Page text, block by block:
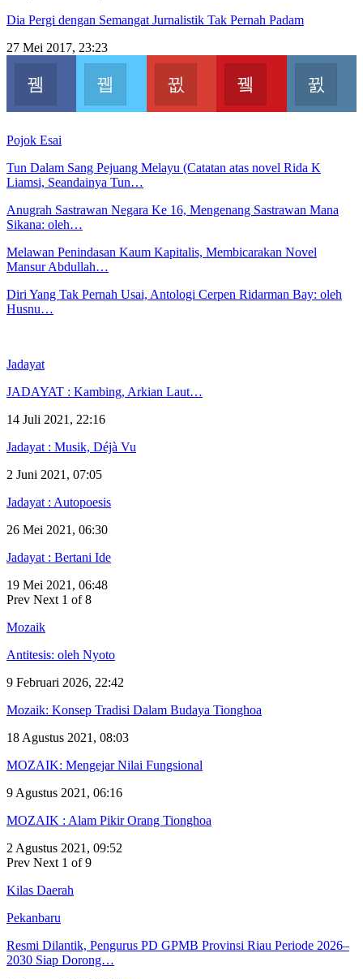
Dia Pergi dengan Semangat Jurnalistik Tak Pernah Padam
27 Mei 2017, 23:23
Facebook
Join us on Facebook
Twitter
Join us on Twitter
Google+
Join us on Google
Youtube
Join us on
Pojok Esai
Tun Dalam Sang Pejuang Melayu (Catatan atas novel Rida K
Liamsi, Seandainya Tun…
Anugrah Sastrawan Negara Ke 16, Mengenang Sastrawan Mana
Sikana: oleh…
Melawan Penindasan Kaum Kapitalis, Membicarakan Novel
Mansur Abdullah…
Diri Yang Tak Pernah Usai, Antologi Cerpen Ridarman Bay: oleh
Husnu…
Jadayat
JADAYAT : Kambing, Arkian Laut…
14 Juli 2021, 22:16
Jadayat : Musik, Déjà Vu
2 Juni 2021, 07:05
Jadayat : Autopoesis
26 Mei 2021, 06:30
Jadayat : Bertani Ide
19 Mei 2021, 06:48
Prev Next 1 of 8
Mozaik
Antitesis: oleh Nyoto
9 Februari 2026, 22:42
Mozaik: Konsep Tradisi Dalam Budaya Tionghoa
18 Agustus 2021, 08:03
MOZAIK: Mengejar Nilai Fungsional
9 Agustus 2021, 06:16
MOZAIK : Alam Pikir Orang Tionghoa
2 Agustus 2021, 09:52
Prev Next 1 of 9
Kilas Daerah
Pekanbaru
Resmi Dilantik, Pengurus PD GPMB Provinsi Riau Periode 2026–
2030 Siap Dorong…